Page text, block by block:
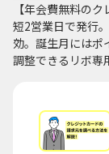
【年会費無料の
短2営業日で発行
効。誕生月にはポ
調整できるリボ専